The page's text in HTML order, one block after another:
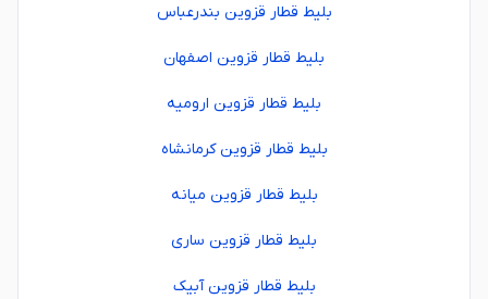
بلیط قطار قزوین بندرعباس
بلیط قطار قزوین اصفهان
بلیط قطار قزوین ارومیه
بلیط قطار قزوین کرمانشاه
بلیط قطار قزوین میانه
بلیط قطار قزوین ساری
بلیط قطار قزوین آبیک